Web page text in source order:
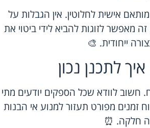
אישית לחלוטין. אין הגבלות על
מאפשר לזוגות להביא לידי ביטוי את
ייחודית. 🎨
לתכנן נכון
חשוב לוודא שכל הספקים יודעים מתי
זמנים מפורט תעזור למנוע אי הבנות
חלקה. ⏰